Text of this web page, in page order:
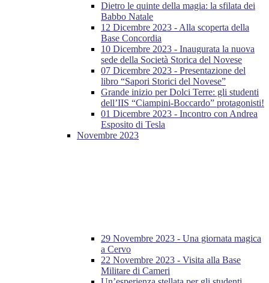
Dietro le quinte della magia: la sfilata dei
Babbo Natale
12 Dicembre 2023 - Alla scoperta della
Base Concordia
10 Dicembre 2023 - Inaugurata la nuova
sede della Società Storica del Novese
07 Dicembre 2023 - Presentazione del
libro “Sapori Storici del Novese”
Grande inizio per Dolci Terre: gli studenti
dell’IIS “Ciampini-Boccardo” protagonisti!
01 Dicembre 2023 - Incontro con Andrea
Esposito di Tesla
Novembre 2023
29 Novembre 2023 - Una giornata magica
a Cervo
22 Novembre 2023 - Visita alla Base
Militare di Cameri